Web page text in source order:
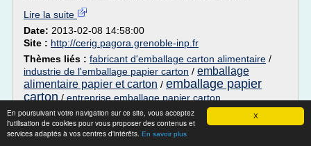
X
En poursuivant votre navigation sur ce site, vous acceptez
l'utilisation de cookies pour vous proposer des contenus et
services adaptés à vos centres d'intérêts. En savoir plus
Lire la suite
Date: 2013-02-08 14:58:00
Site : http://cerig.pagora.grenoble-inp.fr
Thèmes liés : fabricant d'emballage carton alimentaire /
industrie de l'emballage papier carton / emballage
alimentaire papier et carton / emballage papier
carton / entreprise emballage papier carton
Le traitement des déchets -
valdesomme.com